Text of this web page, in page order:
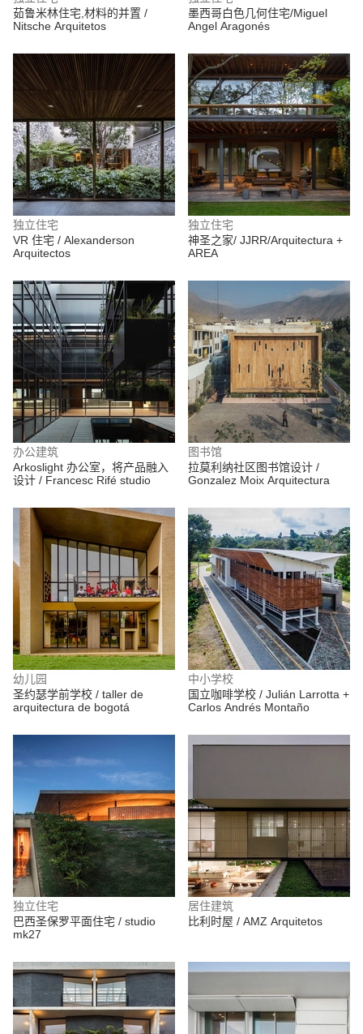
茹鲁米林住宅,材料的并置 /
Nitsche Arquitetos
墨西哥白色几何住宅/Miguel
Angel Aragonés
独立住宅
VR 住宅 / Alexanderson
Arquitectos
独立住宅
神圣之家/ JJRR/Arquitectura +
AREA
办公建筑
Arkoslight 办公室，将产品融入
设计 / Francesc Rifé studio
图书馆
拉莫利纳社区图书馆设计 /
Gonzalez Moix Arquitectura
幼儿园
圣约瑟学前学校 / taller de
arquitectura de bogotá
中小学校
国立咖啡学校 / Julián Larrotta +
Carlos Andrés Montaño
独立住宅
巴西圣保罗平面住宅 / studio
mk27
居住建筑
比利时屋 / AMZ Arquitetos